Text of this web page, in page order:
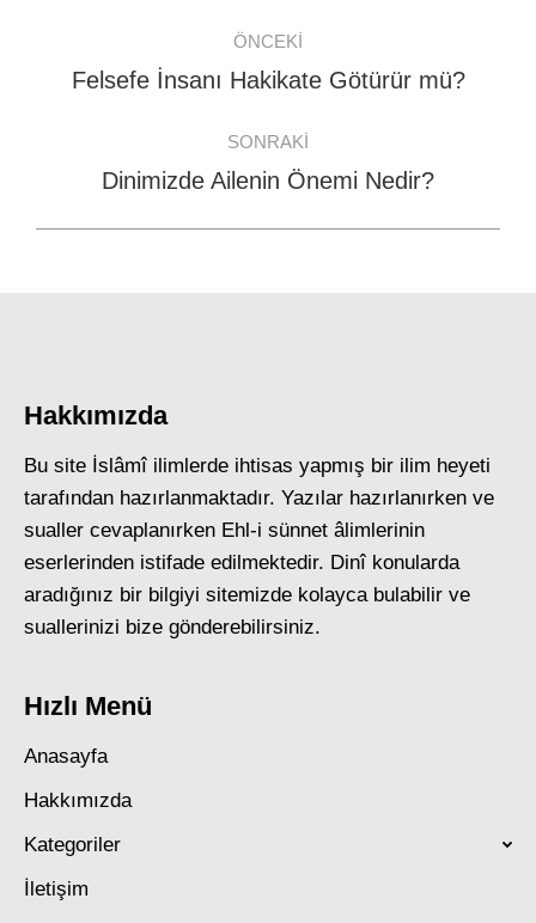
navigation
ÖNCEKI
Previous
Felsefe İnsanı Hakikate Götürür mü?
SONRAKI
Next
Dinimizde Ailenin Önemi Nedir?
Hakkımızda
Bu site İslâmî ilimlerde ihtisas yapmış bir ilim heyeti
tarafından hazırlanmaktadır. Yazılar hazırlanırken ve
sualler cevaplanırken Ehl-i sünnet âlimlerinin
eserlerinden istifade edilmektedir. Dinî konularda
aradığınız bir bilgiyi sitemizde kolayca bulabilir ve
suallerinizi bize gönderebilirsiniz.
Hızlı Menü
Anasayfa
Hakkımızda
Kategoriler
İletişim